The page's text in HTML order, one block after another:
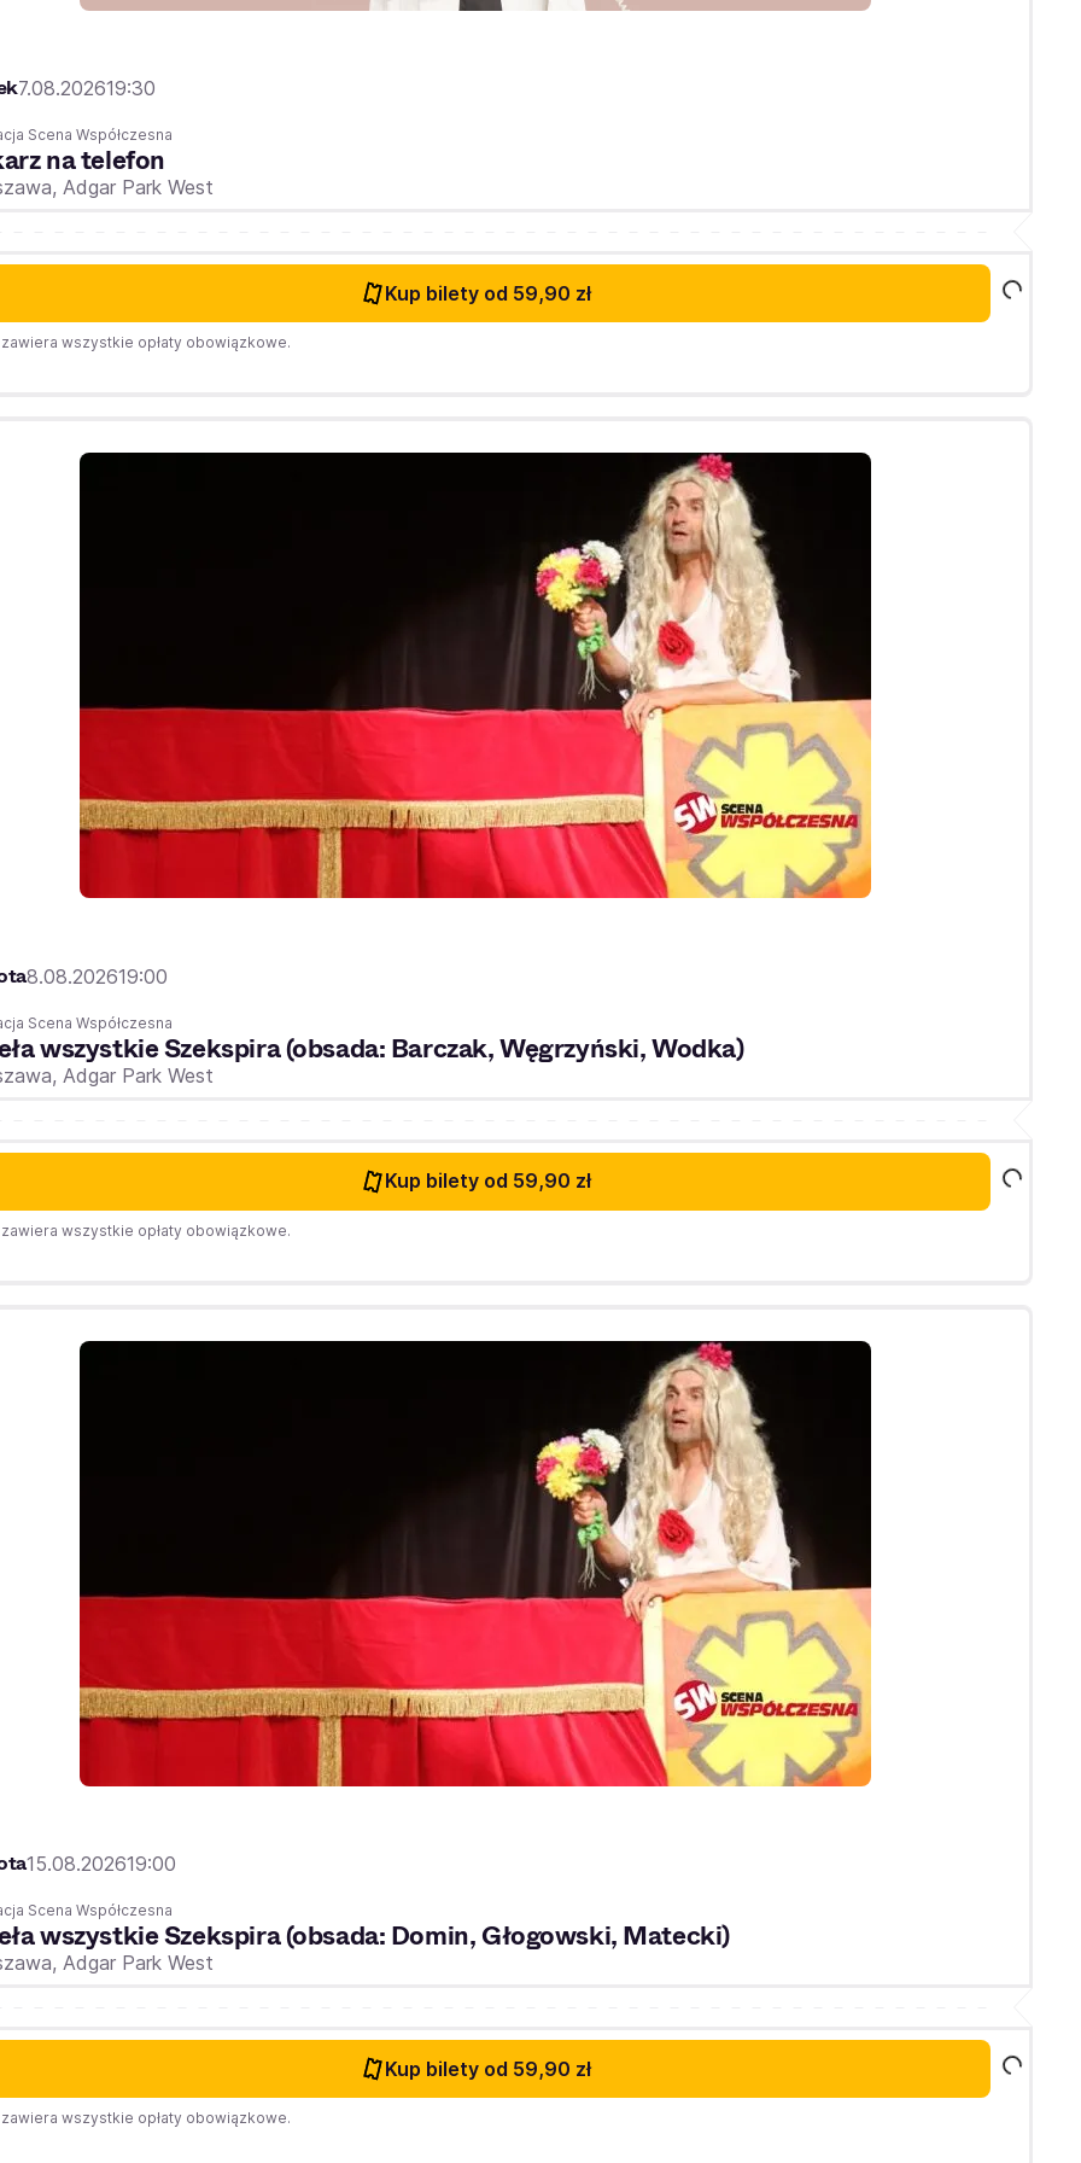
7.08.202619:30
Scena Współczesna
na telefon
Adgar Park West
Kup bilety od 59,90 zł
wszystkie opłaty obowiązkowe.
8.08.202619:00
Scena Współczesna
wszystkie Szekspira (obsada: Barczak, Węgrzyński, Wodka)
Adgar Park West
Kup bilety od 59,90 zł
wszystkie opłaty obowiązkowe.
15.08.202619:00
Scena Współczesna
wszystkie Szekspira (obsada: Domin, Głogowski, Matecki)
Adgar Park West
Kup bilety od 59,90 zł
wszystkie opłaty obowiązkowe.